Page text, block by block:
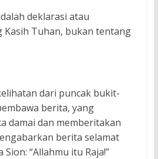
deklarasi atau
Kasih Tuhan, bukan tentang
dari puncak bukit-
berita, yang
damai dan memberitakan
berita selamat
“Allahmu itu Raja!”